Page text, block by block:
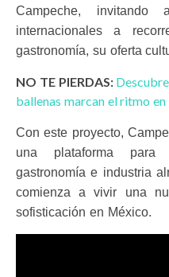
Campeche,
internacionales a
gastronomía, su oferta
NO TE PIERDAS:
ballenas marcan el ritmo
Con este proyecto,
una plataforma para
gastronomía e industria
comienza a vivir una
sofisticación en México.